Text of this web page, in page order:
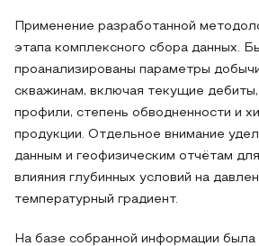
Применение разработанной
этапа комплексного сбора данных.
проанализированы параметры
скважинам, включая текущие
профили, степень обводненности и
продукции. Отдельное внимание
данным и геофизическим отчётам
влияния глубинных условий на
температурный градиент.
На базе собранной информации была